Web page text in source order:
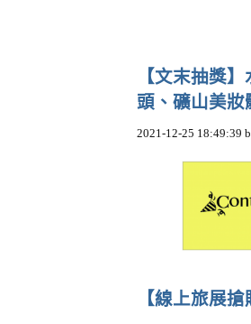
【文末抽獎
頭、礦山美妝
2021-12-25 18:49:39
【線上旅展